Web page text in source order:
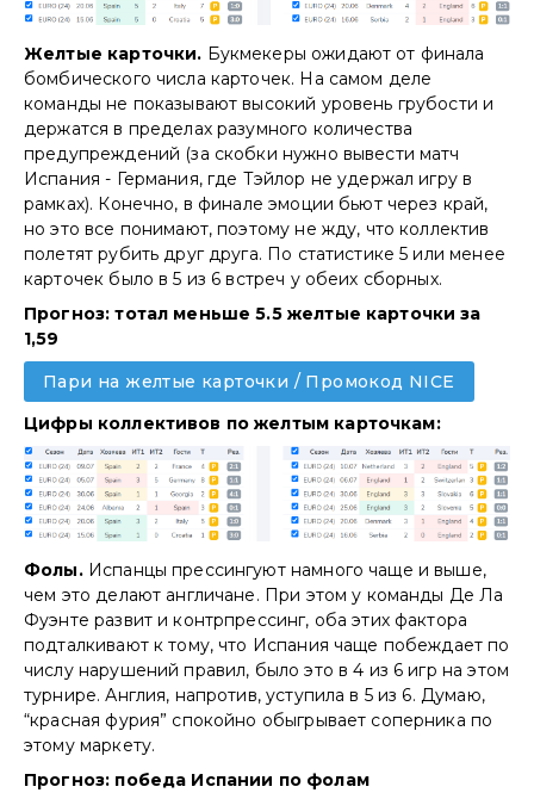
Желтые карточки. Букмекеры ожидают от финала
бомбического числа карточек. На самом деле
команды не показывают высокий уровень грубости и
держатся в пределах разумного количества
предупреждений (за скобки нужно вывести матч
Испания - Германия, где Тэйлор не удержал игру в
рамках). Конечно, в финале эмоции бьют через край,
но это все понимают, поэтому не жду, что коллектив
полетят рубить друг друга. По статистике 5 или менее
карточек было в 5 из 6 встреч у обеих сборных.
Прогноз: тотал меньше 5.5 желтые карточки за
1,59
Пари на желтые карточки / Промокод NICE
Цифры коллективов по желтым карточкам:
Фолы. Испанцы прессингуют намного чаще и выше,
чем это делают англичане. При этом у команды Де Ла
Фуэнте развит и контрпрессинг, оба этих фактора
подталкивают к тому, что Испания чаще побеждает по
числу нарушений правил, было это в 4 из 6 игр на этом
турнире. Англия, напротив, уступила в 5 из 6. Думаю,
“красная фурия” спокойно обыгрывает соперника по
этому маркету.
Прогноз: победа Испании по фолам